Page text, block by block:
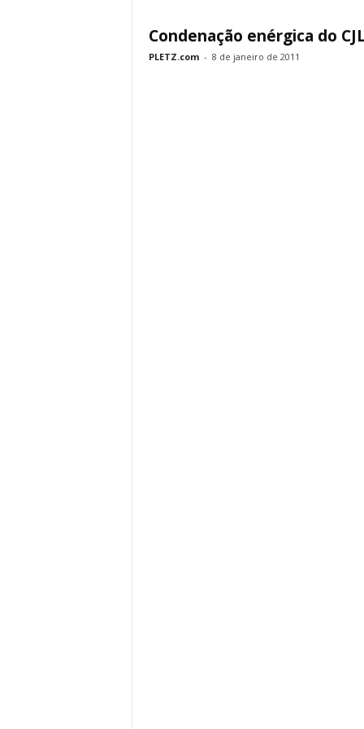
Condenação enérgica do
PLETZ.com - 8 de janeiro de 2011